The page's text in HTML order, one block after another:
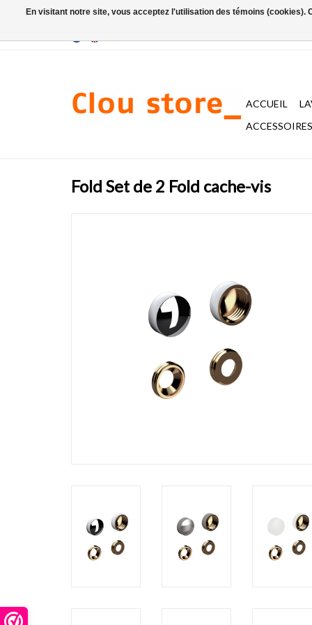
ACCUEIL
Fold Set de 2 Fold cache-vis
En visitant notre site, vous acceptez l'utilisation des témoins